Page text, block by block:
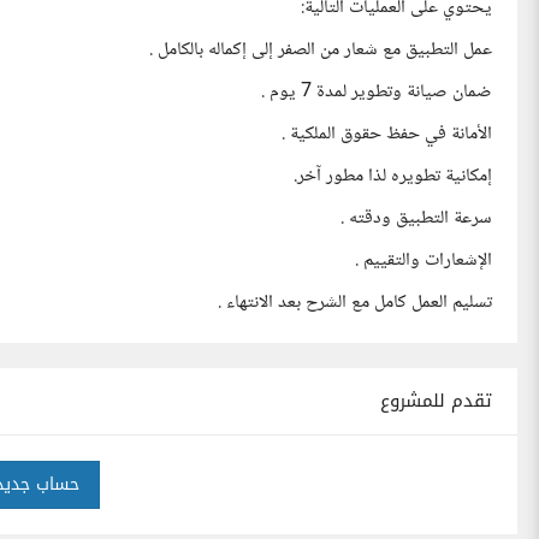
يحتوي على العمليات التالية:
عمل التطبيق مع شعار من الصفر إلى إكماله بالكامل .
ضمان صيانة وتطوير لمدة 7 يوم .
الأمانة في حفظ حقوق الملكية .
إمكانية تطويره لذا مطور آخر.
سرعة التطبيق ودقته .
الإشعارات والتقييم .
تسليم العمل كامل مع الشرح بعد الانتهاء .
تقدم للمشروع
حساب